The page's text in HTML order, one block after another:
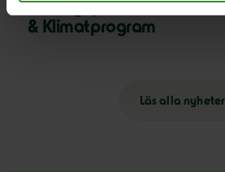
& Klimatprogram
Läs alla nyheter